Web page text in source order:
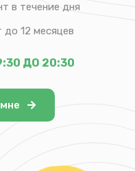
в течение дня
до 12 месяцев
ДО 20:30